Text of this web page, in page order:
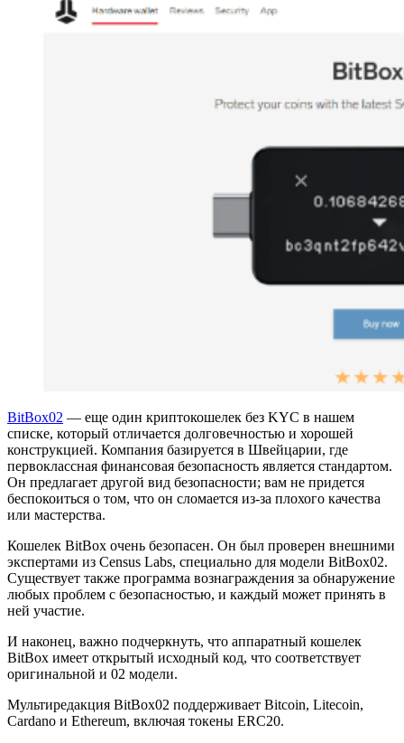
BitBox02 — еще один криптокошелек без KYC в нашем
списке, который отличается долговечностью и хорошей
конструкцией. Компания базируется в Швейцарии, где
первоклассная финансовая безопасность является стандартом.
Он предлагает другой вид безопасности; вам не придется
беспокоиться о том, что он сломается из-за плохого качества
или мастерства.
Кошелек BitBox очень безопасен. Он был проверен внешними
экспертами из Census Labs, специально для модели BitBox02.
Существует также программа вознаграждения за обнаружение
любых проблем с безопасностью, и каждый может принять в
ней участие.
И наконец, важно подчеркнуть, что аппаратный кошелек
BitBox имеет открытый исходный код, что соответствует
оригинальной и 02 модели.
Мультиредакция BitBox02 поддерживает Bitcoin, Litecoin,
Cardano и Ethereum, включая токены ERC20.